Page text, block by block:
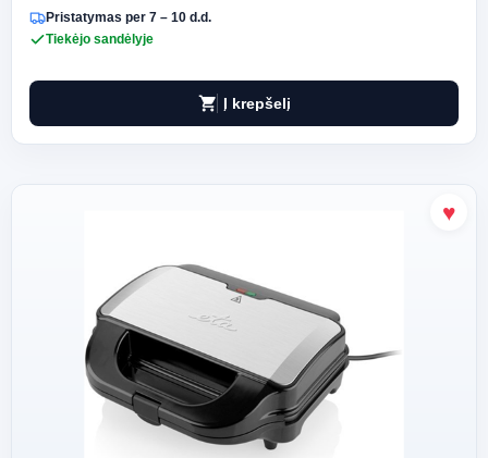
Pristatymas per 7 – 10 d.d.
Tiekėjo sandėlyje
shopping_cart Į krepšelį